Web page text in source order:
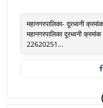
महानगरपालिका- दूरध्वनी
महानगरपालिका दूरध्वनी
22620251…